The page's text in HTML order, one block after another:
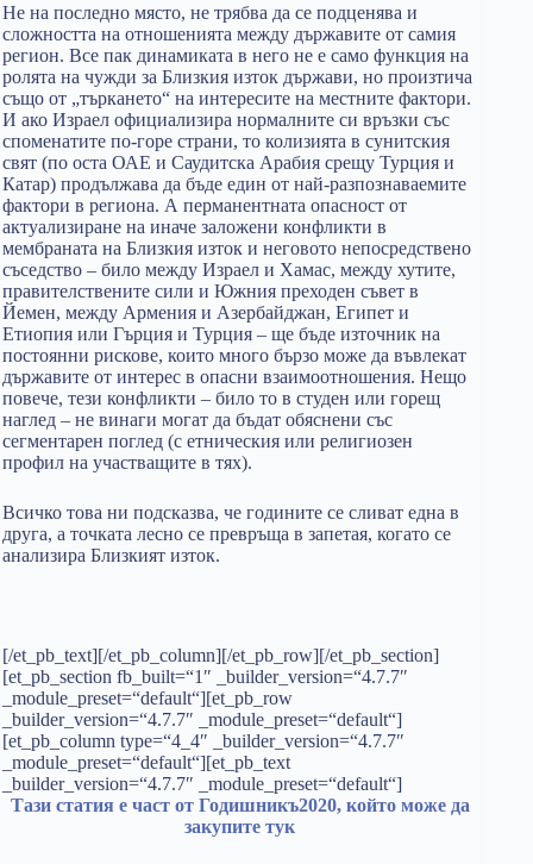
Не на последно място, не трябва да се подценява и
сложността на отношенията между държавите от самия
регион. Все пак динамиката в него не е само функция на
ролята на чужди за Близкия изток държави, но произтича
също от „търкането“ на интересите на местните фактори.
И ако Израел официализира нормалните си връзки със
споменатите по-горе страни, то колизията в сунитския
свят (по оста ОАЕ и Саудитска Арабия срещу Турция и
Катар) продължава да бъде един от най-разпознаваемите
фактори в региона. А перманентната опасност от
актуализиране на иначе заложени конфликти в
мембраната на Близкия изток и неговото непосредствено
съседство – било между Израел и Хамас, между хутите,
правителствените сили и Южния преходен съвет в
Йемен, между Армения и Азербайджан, Египет и
Етиопия или Гърция и Турция – ще бъде източник на
постоянни рискове, които много бързо може да въвлекат
държавите от интерес в опасни взаимоотношения. Нещо
повече, тези конфликти – било то в студен или горещ
наглед – не винаги могат да бъдат обяснени със
сегментарен поглед (с етническия или религиозен
профил на участващите в тях).
Всичко това ни подсказва, че годините се сливат една в
друга, а точката лесно се превръща в запетая, когато се
анализира Близкият изток.
[/et_pb_text][/et_pb_column][/et_pb_row][/et_pb_section]
[et_pb_section fb_built=“1″ _builder_version=“4.7.7″
_module_preset=“default“][et_pb_row
_builder_version=“4.7.7″ _module_preset=“default“]
[et_pb_column type=“4_4″ _builder_version=“4.7.7″
_module_preset=“default“][et_pb_text
_builder_version=“4.7.7″ _module_preset=“default“]
Тази статия е част от Годишникъ2020, който може да
закупите тук